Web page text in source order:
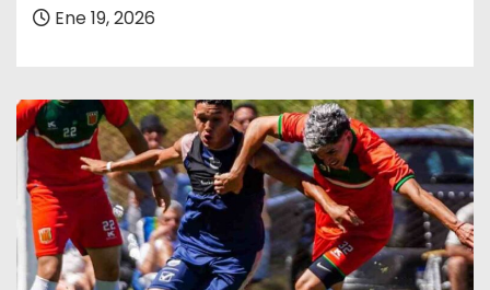
Ene 19, 2026